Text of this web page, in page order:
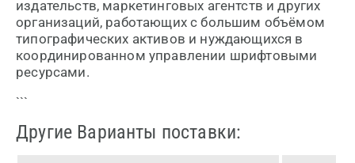
издательств, маркетинговых агентств и других
организаций, работающих с большим объёмом
типографических активов и нуждающихся в
координированном управлении шрифтовыми
ресурсами.
```
Другие Варианты поставки: